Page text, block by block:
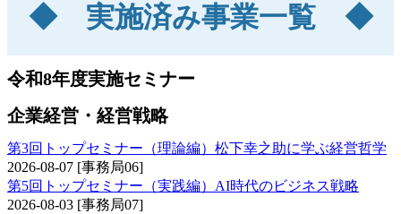
◆ 実施済み事業一覧 ◆
令和8年度実施セミナー
企業経営・経営戦略
第3回トップセミナー（理論編）松下幸之助に学ぶ経営哲学
2026-08-07 [事務局06]
第5回トップセミナー（実践編）AI時代のビジネス戦略
2026-08-03 [事務局07]